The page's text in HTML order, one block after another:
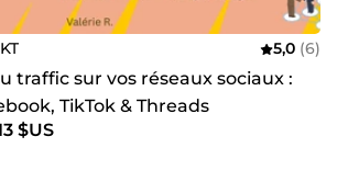
5,0 (6)
traffic sur vos réseaux sociaux :
TikTok & Threads
$US